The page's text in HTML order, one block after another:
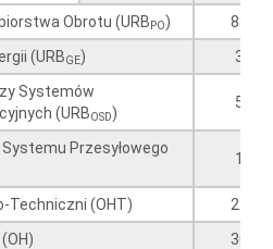
Obrotu (URB PO)
88
(URBGE)
3
Systemów
(URBOSD)
5
Przesyłowego
1
Techniczni (OHT)
22
30